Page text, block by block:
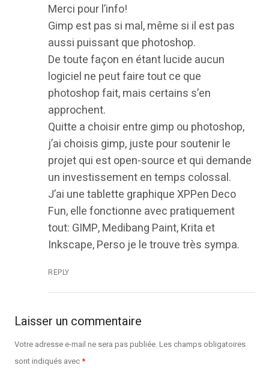
Merci pour l’info!
Gimp est pas si mal, même si il est pas
aussi puissant que photoshop.
De toute façon en étant lucide aucun
logiciel ne peut faire tout ce que
photoshop fait, mais certains s’en
approchent.
Quitte a choisir entre gimp ou photoshop,
j’ai choisis gimp, juste pour soutenir le
projet qui est open-source et qui demande
un investissement en temps colossal.
J’ai une tablette graphique XPPen Deco
Fun, elle fonctionne avec pratiquement
tout: GIMP, Medibang Paint, Krita et
Inkscape, Perso je le trouve très sympa.
REPLY
Laisser un commentaire
Votre adresse e-mail ne sera pas publiée.Les champs obligatoires
sont indiqués avec*